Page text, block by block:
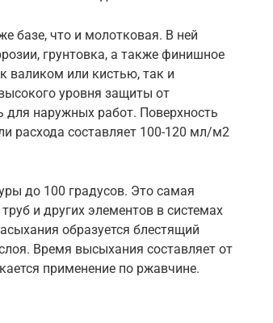
базе, что и молотковая. В ней
грунтовка, а также финишное
валиком или кистью, так и
уровня защиты от
для наружных работ. Поверхность
расхода составляет 100-120 мл/м2
до 100 градусов. Это самая
и других элементов в системах
образуется блестящий
Время высыхания составляет от
применение по ржавчине.